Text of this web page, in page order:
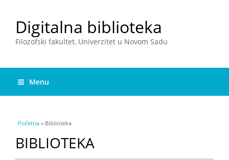
Digitalna biblioteka
Filozofski fakultet, Univerzitet u Novom Sadu
Menu
You are here
Početna » Biblioteka
BIBLIOTEKA